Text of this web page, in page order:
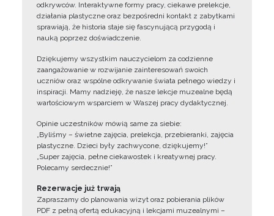
odkrywców. Interaktywne formy pracy, ciekawe prelekcje,
działania plastyczne oraz bezpośredni kontakt z zabytkami
sprawiają, że historia staje się fascynującą przygodą i
nauką poprzez doświadczenie.
Dziękujemy wszystkim nauczycielom za codzienne
zaangażowanie w rozwijanie zainteresowań swoich
uczniów oraz wspólne odkrywanie świata pełnego wiedzy i
inspiracji. Mamy nadzieję, że nasze lekcje muzealne będą
wartościowym wsparciem w Waszej pracy dydaktycznej.
Opinie uczestników mówią same za siebie:
„Byliśmy – świetne zajęcia, prelekcja, przebieranki, zajęcia
plastyczne. Dzieci były zachwycone, dziękujemy!”
„Super zajęcia, pełne ciekawostek i kreatywnej pracy.
Polecamy serdecznie!”
Rezerwacje już trwają
Zapraszamy do planowania wizyt oraz pobierania plików
PDF z pełną ofertą edukacyjną i lekcjami muzealnymi –